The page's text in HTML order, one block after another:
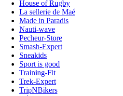
House of Rugby
La sellerie de Maé
Made in Paradis
Nauti-wave
Pecheur-Store
Smash-Expert
Sneakids
Sport is good
Training-Fit
Trek-Expert
TripNBikers